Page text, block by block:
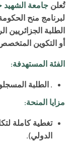
تُعلن جامعة
لبرنامج منح
الطلبة الجزائريين
أو التكوين
الفئة المستهدفة:
. الطلبة
مزايا المنحة:
تغطية كاملة
الدولي)
.